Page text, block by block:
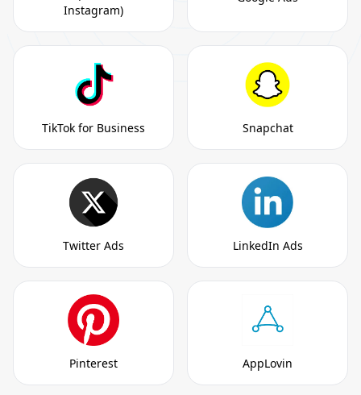
Instagram)
TikTok for Business Snapchat
Twitter Ads LinkedIn Ads
Pinterest AppLovin